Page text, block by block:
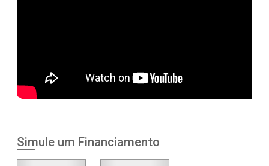
Simule um Financiamento